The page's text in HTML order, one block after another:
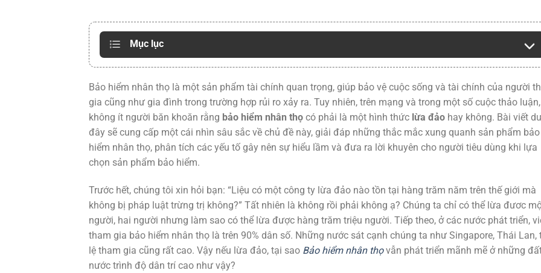
Mục lục
Bảo hiểm nhân thọ là một sản phẩm tài chính quan trọng, giúp bảo vệ cuộc sống và tài chính của người
gia cũng như gia đình trong trường hợp rủi ro xảy ra. Tuy nhiên, trên mạng và trong một số cuộc thảo luận,
không ít người băn khoăn rằng bảo hiểm nhân thọ có phải là một hình thức lừa đảo hay không. Bài viết
đây sẽ cung cấp một cái nhìn sâu sắc về chủ đề này, giải đáp những thắc mắc xung quanh sản phẩm bảo
hiểm nhân thọ, phân tích các yếu tố gây nên sự hiểu lầm và đưa ra lời khuyên cho người tiêu dùng khi lựa
chọn sản phẩm bảo hiểm.
Trước hết, chúng tôi xin hỏi bạn: “Liệu có một công ty lừa đảo nào tồn tại hàng trăm năm trên thế giới mà
không bị pháp luật trừng trị không?” Tất nhiên là không rồi phải không ạ? Chúng ta chỉ có thể lừa đươc
người, hai người nhưng làm sao có thể lừa được hàng trăm triệu người. Tiếp theo, ở các nước phát triển,
tham gia bảo hiểm nhân thọ là trên 90% dân số. Những nước sát cạnh chúng ta như Singapore, Thái Lan,
lệ tham gia cũng rất cao. Vậy nếu lừa đảo, tại sao Bảo hiểm nhân thọvẫn phát triển mãnh mẽ ở những
nước trình độ dân trí cao như vậy?